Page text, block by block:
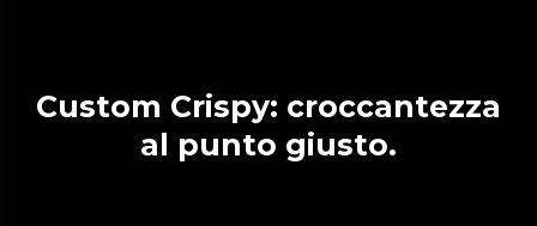
Custom Crispy: croccantezza
al punto giusto.